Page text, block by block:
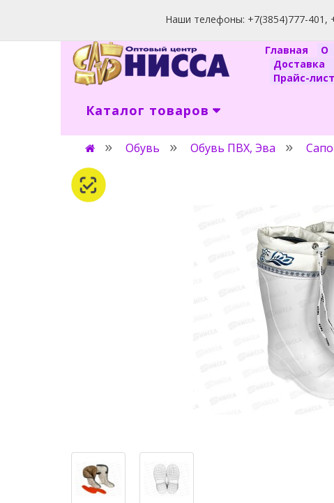
Наши телефоны: +7(3854)777-401,
Главная О
Прайс-
Каталог товаров
Обувь Обувь ПВХ, Эва